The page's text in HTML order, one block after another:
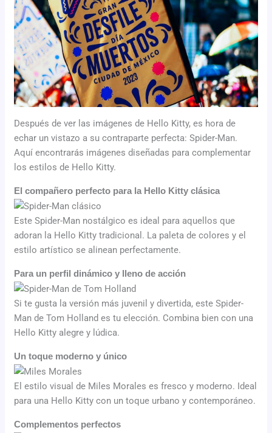
Después de ver las imágenes de Hello Kitty, es hora de
echar un vistazo a su contraparte perfecta: Spider-Man.
Aquí encontrarás imágenes diseñadas para complementar
los estilos de Hello Kitty.
El compañero perfecto para la Hello Kitty clásica
Este Spider-Man nostálgico es ideal para aquellos que
adoran la Hello Kitty tradicional. La paleta de colores y el
estilo artístico se alinean perfectamente.
Para un perfil dinámico y lleno de acción
Si te gusta la versión más juvenil y divertida, este Spider-
Man de Tom Holland es tu elección. Combina bien con una
Hello Kitty alegre y lúdica.
Un toque moderno y único
El estilo visual de Miles Morales es fresco y moderno. Ideal
para una Hello Kitty con un toque urbano y contemporáneo.
Complementos perfectos